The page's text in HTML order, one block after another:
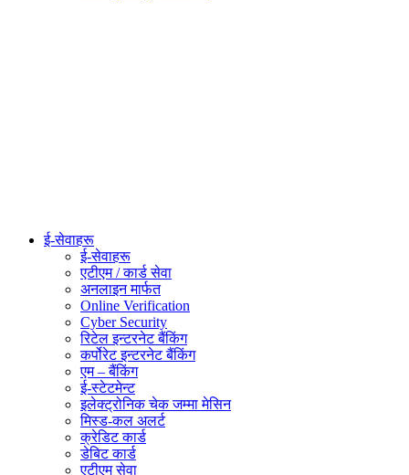
ई-सेवाहरू
ई-सेवाहरू
एटीएम / कार्ड सेवा
अनलाइन मार्फत
Online Verification
Cyber Security
रिटेल इन्टरनेट बैंकिंग
कर्पोरेट इन्टरनेट बैंकिंग
एम – बैंकिंग
ई-स्टेटमेन्ट
इलेक्ट्रोनिक चेक जम्मा मेसिन
मिस्ड-कल अलर्ट
क्रेडिट कार्ड
डेबिट कार्ड
एटीएम सेवा